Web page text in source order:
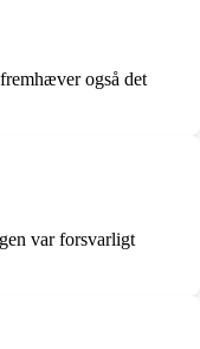
også det
var forsvarligt